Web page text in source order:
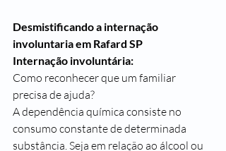
Desmistificando a internação
involuntaria em Rafard SP
Internação involuntária:
Como reconhecer que um familiar
precisa de ajuda?
A dependência química consiste no
consumo constante de determinada
substância. Seja em relação ao álcool ou